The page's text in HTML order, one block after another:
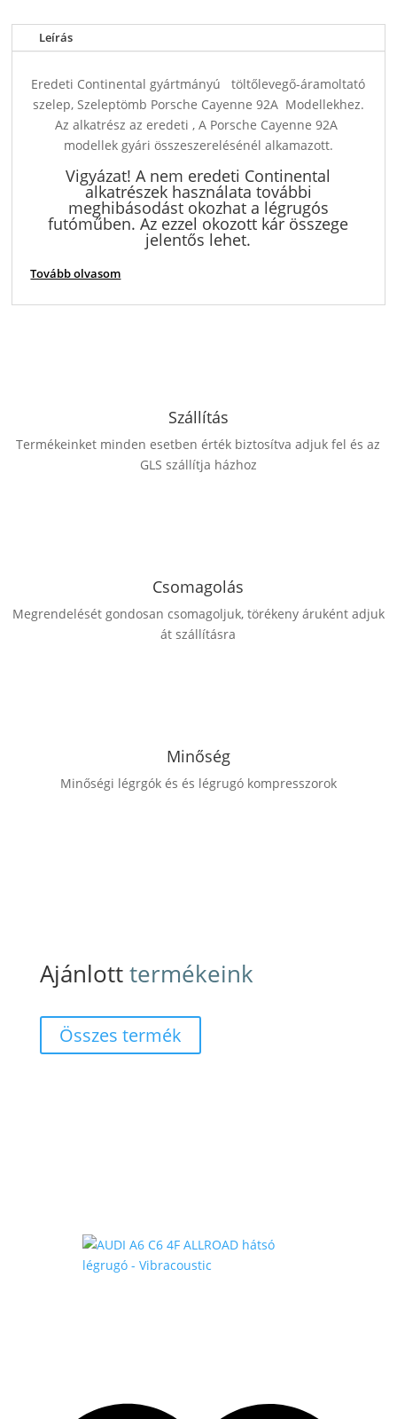
Leírás
Eredeti Continental gyártmányú töltőlevegő-áramoltató
szelep, Szeleptömb Porsche Cayenne 92A Modellekhez.
Az alkatrész az eredeti , A Porsche Cayenne 92A
modellek gyári összeszerelésénél alkamazott.
Vigyázat! A nem eredeti Continental
alkatrészek használata további
meghibásodást okozhat a légrugós
futóműben. Az ezzel okozott kár összege
jelentős lehet.
Tovább olvasom
Szállítás
Termékeinket minden esetben érték biztosítva adjuk fel és az
GLS szállítja házhoz
Csomagolás
Megrendelését gondosan csomagoljuk, törékeny áruként adjuk
át szállításra
Minőség
Minőségi légrgók és és légrugó kompresszorok
Ajánlotttermékeink
Összes termék